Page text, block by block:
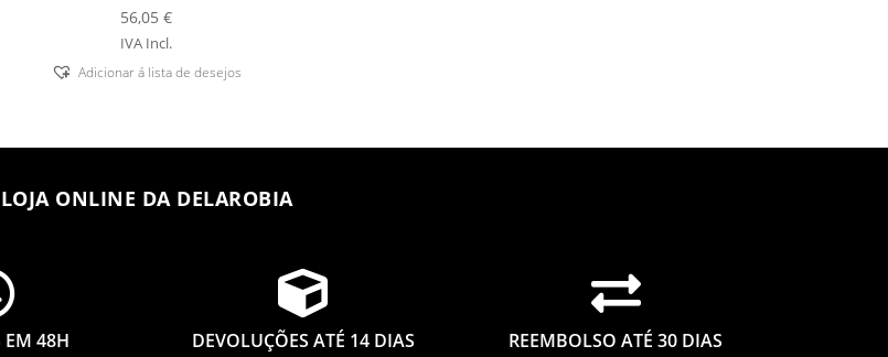
56,05€
IVA Incl.
Adicionar á lista de desejos
LOJA ONLINE DA DELAROBIA
EM 48H

DEVOLUÇÕES ATÉ 14 DIAS

REEMBOLSO ATÉ 30 DIAS